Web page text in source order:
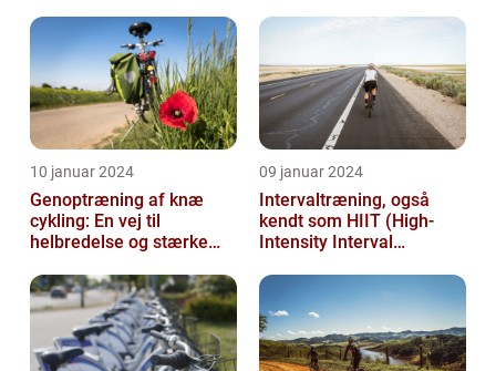
10 januar 2024
Genoptræning af knæ
cykling: En vej til
helbredelse og stærke
09 januar 2024
Intervaltræning, også
kendt som HIIT (High-
Intensity Interval
træningsmetod...